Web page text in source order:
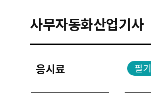
사무자동화산업기사
응시료 필기